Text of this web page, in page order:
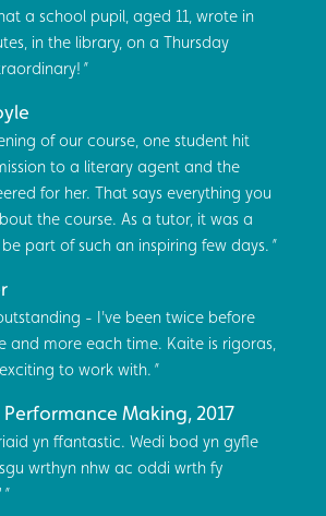
a school pupil, aged 11, wrote in
in the library, on a Thursday
of our course, one student hit
to a literary agent and the
for her. That says everything you
the course. As a tutor, it was a
part of such an inspiring few days.
- I've been twice before
and more each time. Kaite is rigoras,
to work with.
Making, 2017
yn ffantastic. Wedi bod yn gyfle
wrthyn nhw ac oddi wrth fy